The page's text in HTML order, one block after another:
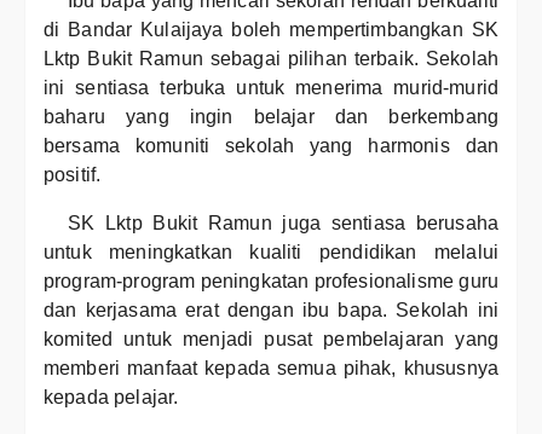
di Bandar Kulaijaya boleh mempertimbangkan SK
Lktp Bukit Ramun sebagai pilihan terbaik. Sekolah
ini sentiasa terbuka untuk menerima murid-murid
baharu yang ingin belajar dan berkembang
bersama komuniti sekolah yang harmonis dan
positif.
SK Lktp Bukit Ramun juga sentiasa berusaha
untuk meningkatkan kualiti pendidikan melalui
program-program peningkatan profesionalisme guru
dan kerjasama erat dengan ibu bapa. Sekolah ini
komited untuk menjadi pusat pembelajaran yang
memberi manfaat kepada semua pihak, khususnya
kepada pelajar.